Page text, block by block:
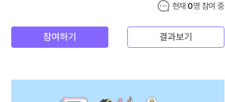
현재0명 참여 중
참여하기 결과보기